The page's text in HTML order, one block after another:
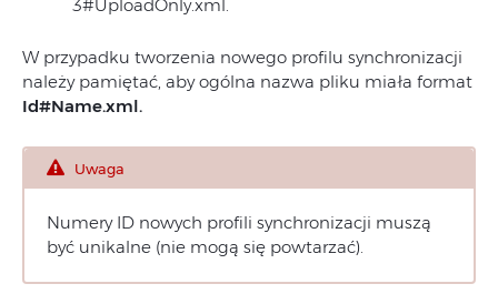
3#UploadOnly.xml.
W przypadku tworzenia nowego profilu synchronizacji
należy pamiętać, aby ogólna nazwa pliku miała format
Id#Name.xml.
Uwaga
Numery ID nowych profili synchronizacji muszą
być unikalne (nie mogą się powtarzać).